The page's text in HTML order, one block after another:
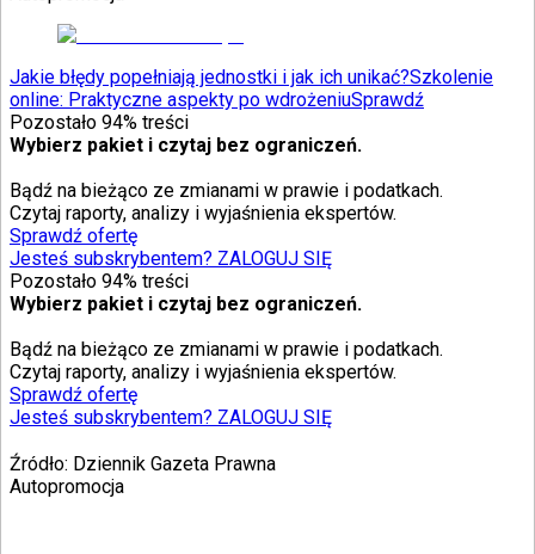
Jakie błędy popełniają jednostki i jak ich unikać?Szkolenie
online: Praktyczne aspekty po wdrożeniuSprawdź
Pozostało 94% treści
Wybierz pakiet i czytaj bez ograniczeń.
Bądź na bieżąco ze zmianami w prawie i podatkach.
Czytaj raporty, analizy i wyjaśnienia ekspertów.
Sprawdź ofertę
Jesteś subskrybentem? ZALOGUJ SIĘ
Pozostało 94% treści
Wybierz pakiet i czytaj bez ograniczeń.
Bądź na bieżąco ze zmianami w prawie i podatkach.
Czytaj raporty, analizy i wyjaśnienia ekspertów.
Sprawdź ofertę
Jesteś subskrybentem? ZALOGUJ SIĘ
Źródło: Dziennik Gazeta Prawna
Autopromocja